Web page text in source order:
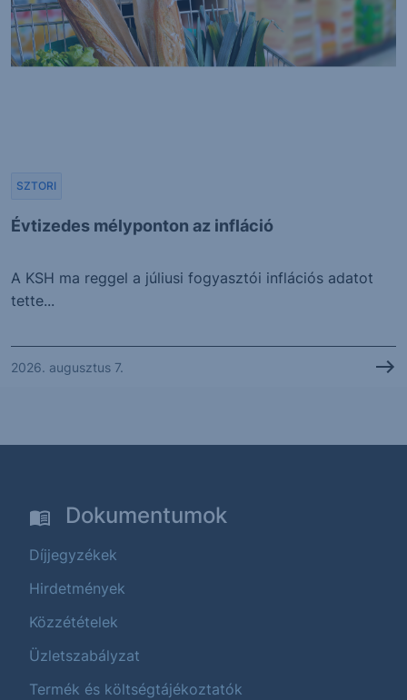
Évtizedes mélyponton az infláció
SZTORI
A KSH ma reggel a júliusi fogyasztói inflációs adatot
tette...
2026. augusztus 7.
Dokumentumok
Díjjegyzékek
Hirdetmények
Közzétételek
Üzletszabályzat
Termék és költségtájékoztatók